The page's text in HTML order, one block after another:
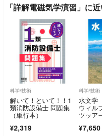
「詳解電磁気学演習」に
科学/技術
解いて！といて！！1
類消防設備士 問題集
（単行本）
¥2,319
科学/技術
水文学
ウィル
ツッア
水文科
¥7,650